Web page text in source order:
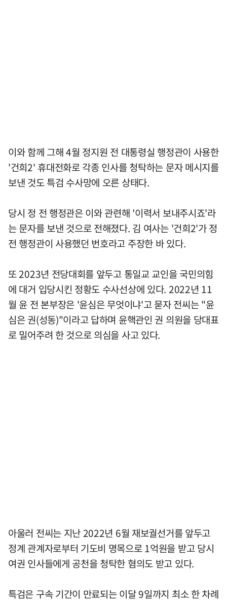
이와 함께 그해 4월 정지원 전 대통령실 행정관이 사용한
'건희2' 휴대전화로 각종 인사를 청탁하는 문자 메시지를
보낸 것도 특검 수사망에 오른 상태다.
당시 정 전 행정관은 이와 관련해 '이력서 보내주시죠'라
는 문자를 보낸 것으로 전해졌다. 김 여사는 '건희2'가 정
전 행정관이 사용했던 번호라고 주장한 바 있다.
또 2023년 전당대회를 앞두고 통일교 교인을 국민의힘
에 대거 입당시킨 정황도 수사선상에 있다. 2022년 11
월 윤 전 본부장은 '윤심은 무엇이냐'고 묻자 전씨는 "윤
심은 권(성동)"이라고 답하며 윤핵관인 권 의원을 당대표
로 밀어주려 한 것으로 의심을 사고 있다.
아울러 전씨는 지난 2022년 6월 재보궐선거를 앞두고
정계 관계자로부터 기도비 명목으로 1억원을 받고 당시
여권 인사들에게 공천을 청탁한 혐의도 받고 있다.
특검은 구속 기간이 만료되는 이달 9일까지 최소 한 차례